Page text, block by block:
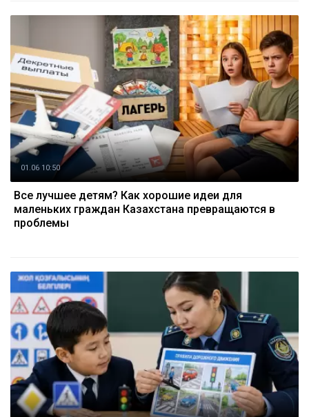
01.06 10:50
Все лучшее детям? Как хорошие идеи для
маленьких граждан Казахстана превращаются в
проблемы